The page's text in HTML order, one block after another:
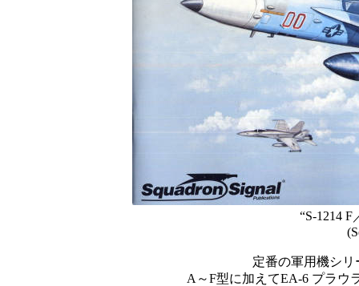
“S-1214 F
定番の軍用機シ
A～F型に加えてEA-6 プラウ